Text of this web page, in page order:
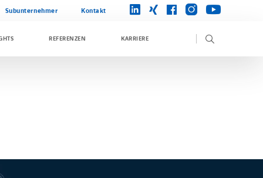
Subunternehmer Kontakt linkedin
xing facebookinstagramyoutube
REFERENZEN KARRIERE